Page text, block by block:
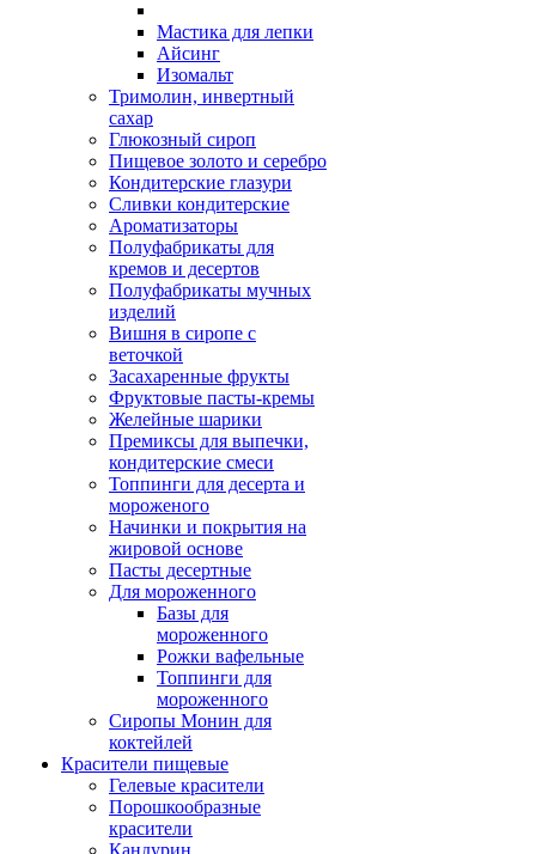
Мастика для лепки
Айсинг
Изомальт
Тримолин, инвертный
сахар
Глюкозный сироп
Пищевое золото и серебро
Кондитерские глазури
Сливки кондитерские
Ароматизаторы
Полуфабрикаты для
кремов и десертов
Полуфабрикаты мучных
изделий
Вишня в сиропе с
веточкой
Засахаренные фрукты
Фруктовые пасты-кремы
Желейные шарики
Премиксы для выпечки,
кондитерские смеси
Топпинги для десерта и
мороженого
Начинки и покрытия на
жировой основе
Пасты десертные
Для мороженного
Базы для
мороженного
Рожки вафельные
Топпинги для
мороженного
Сиропы Монин для
коктейлей
Красители пищевые
Гелевые красители
Порошкообразные
красители
Кандурин